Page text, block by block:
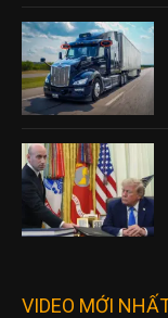
VIDEO MỚI